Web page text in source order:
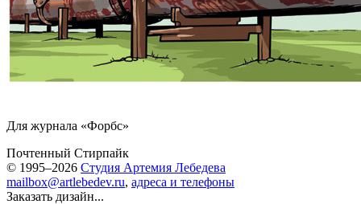
Для журнала «Форбс»
Почтенный Стирпайк
© 1995–2026 Студия Артемия Лебедева
mailbox@artlebedev.ru, адреса и телефоны
Заказать дизайн...